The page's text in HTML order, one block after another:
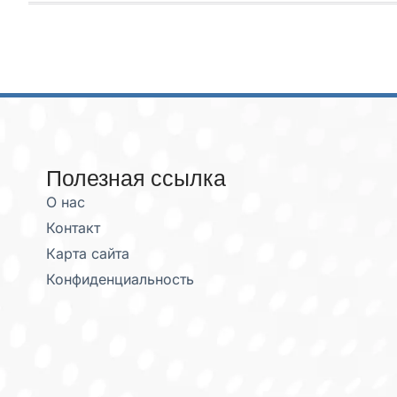
Полезная ссылка
О нас
Контакт
Карта сайта
Конфиденциальность